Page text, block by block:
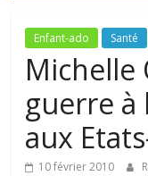
de
toute
famille
Enfant-ado Santé
Michelle
guerre à
aux
10 février 2010